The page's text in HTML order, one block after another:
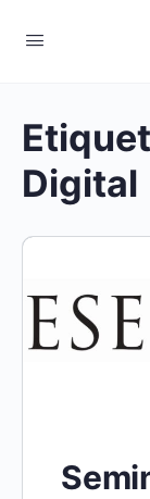
Digital